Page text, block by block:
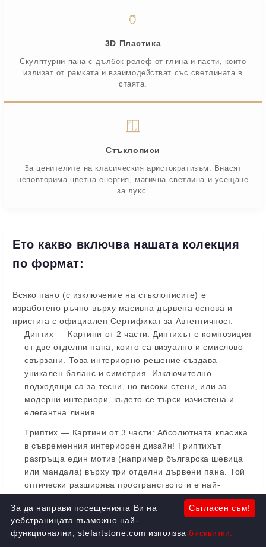
🏺
3D Пластика
Скулптурни пана с дълбок релеф от глина и пасти, които
излизат от рамката и взаимодействат със светлината в
стаята.
🪟
Стъклописи
За ценителите на класическия аристократизъм. Внасят
неповторима цветна енергия, магична светлина и усещане
за лукс.
Ето какво включва нашата колекция
по формат:
Всяко пано (с изключение на стъклописите) е
изработено ръчно върху масивна дървена основа и
пристига с официален Сертификат за Автентичност.
Диптих — Картини от 2 части: Диптихът е композиция
от две отделни пана, които са визуално и смислово
свързани. Това интериорно решение създава
уникален баланс и симетрия. Изключително
подходящи са за тесни, но високи стени, или за
модерни интериори, където се търси изчистена и
елегантна линия.
Триптих — Картини от 3 части: Абсолютната класика
в съвременния интериорен дизайн! Триптихът
разгръща един мотив (например българска шевица
или мандала) върху три отделни дървени пана. Той
оптически разширява пространството и е най-
предпочитаният избор за декорация над голям диван
в хола, над спалнята или в просторни трапезарии.
Полиптих — Картини от 4 части:Когато мащабът има
Съгласен съм!
За да направи посещенията Ви на
уебстраницата възможно най-
функционални, stefartstone.com използвабисквитки.